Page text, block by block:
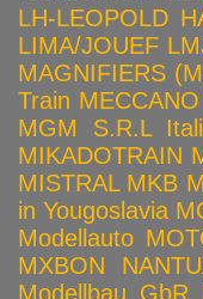
LH-LEOPOLD
LIMA/JOUEF
MAGNIFIERS
Train
MGM S.R.L
MIKADOTRAIN
MISTRAL MKB
in Yougoslavia
Modellauto
MXBON
Modellbau GbR